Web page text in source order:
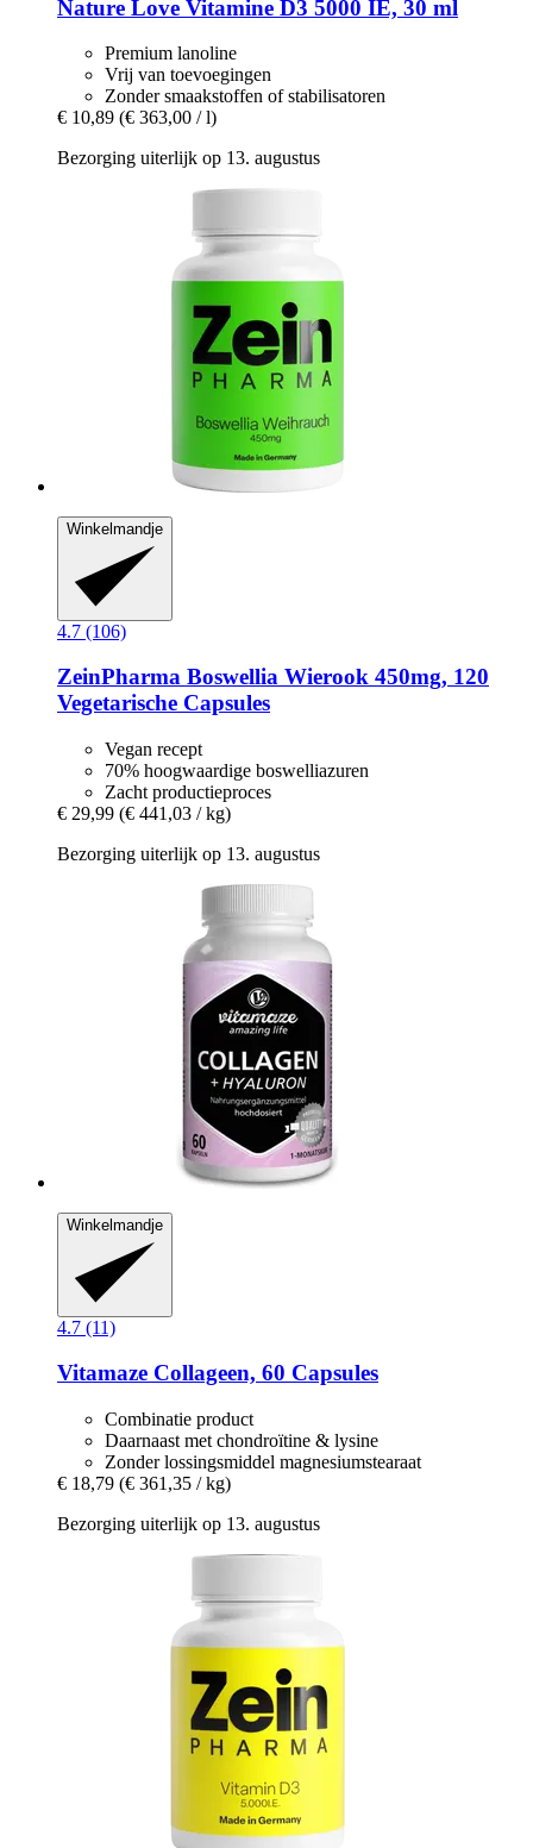
Nature Love Vitamine D3 5000 IE, 30 ml
Premium lanoline
Vrij van toevoegingen
Zonder smaakstoffen of stabilisatoren
€ 10,89 (€ 363,00 / l)
Bezorging uiterlijk op 13. augustus
Winkelmandje
4.7 (106)
ZeinPharma Boswellia Wierook 450mg, 120
Vegetarische Capsules
Vegan recept
70% hoogwaardige boswelliazuren
Zacht productieproces
€ 29,99 (€ 441,03 / kg)
Bezorging uiterlijk op 13. augustus
Winkelmandje
4.7 (11)
Vitamaze Collageen, 60 Capsules
Combinatie product
Daarnaast met chondroïtine & lysine
Zonder lossingsmiddel magnesiumstearaat
€ 18,79 (€ 361,35 / kg)
Bezorging uiterlijk op 13. augustus